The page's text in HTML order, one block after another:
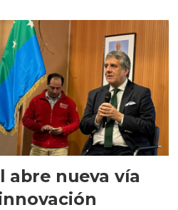
abre nueva vía